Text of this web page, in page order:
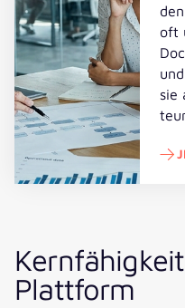
oft
sie
Plattform